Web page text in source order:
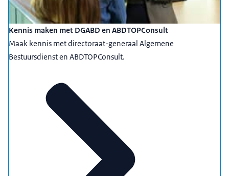
Kennis maken met DGABD en ABDTOPConsult
Maak kennis met directoraat-generaal Algemene
Bestuursdienst en ABDTOPConsult.